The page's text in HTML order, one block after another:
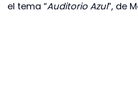
el tema “Auditorio Azul”, de